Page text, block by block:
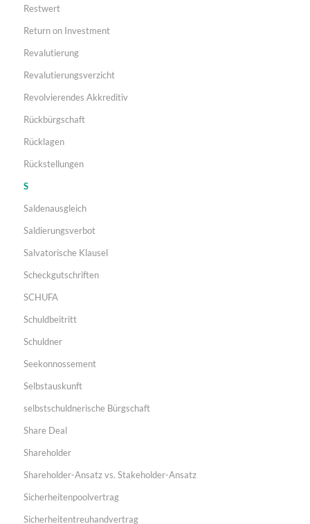
Restwert
Return on Investment
Revalutierung
Revalutierungsverzicht
Revolvierendes Akkreditiv
Rückbürgschaft
Rücklagen
Rückstellungen
S
Saldenausgleich
Saldierungsverbot
Salvatorische Klausel
Scheckgutschriften
SCHUFA
Schuldbeitritt
Schuldner
Seekonnossement
Selbstauskunft
selbstschuldnerische Bürgschaft
Share Deal
Shareholder
Shareholder-Ansatz vs. Stakeholder-Ansatz
Sicherheitenpoolvertrag
Sicherheitentreuhandvertrag